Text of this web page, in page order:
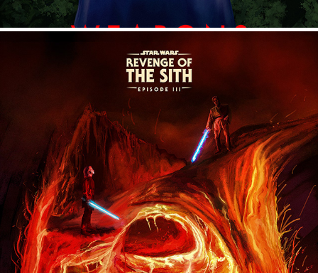
STAR WARS: EPISODE III - REVENGE OF THE SITH